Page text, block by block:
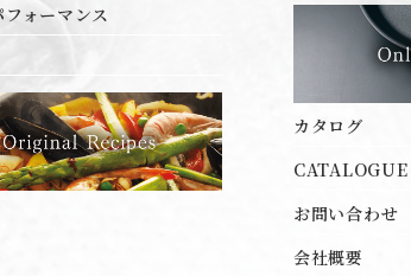
フォーマンス
カタログ
CATALOGUE
お問い合わせ
会社概要